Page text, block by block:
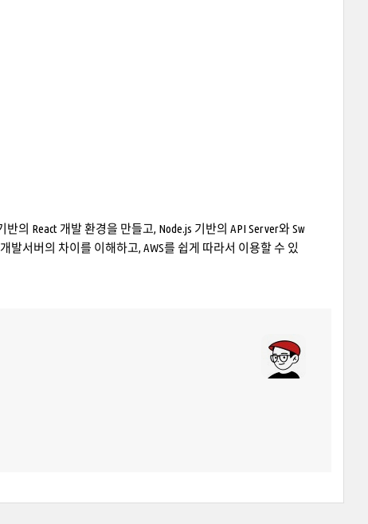
의 React 개발 환경을 만들고, Node.js 기반의 API Server와 Sw
발서버의 차이를 이해하고, AWS를 쉽게 따라서 이용할 수 있